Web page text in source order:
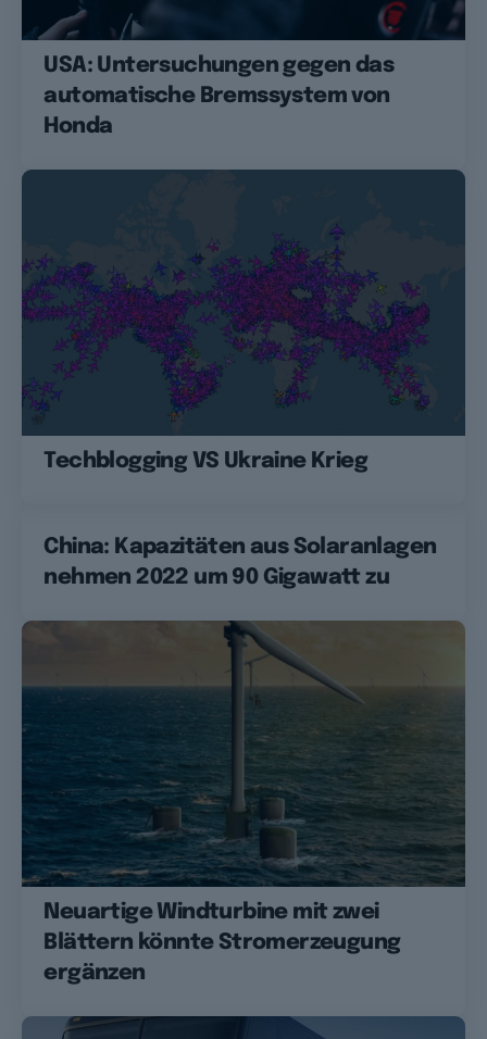
USA: Untersuchungen gegen das
automatische Bremssystem von
Honda
Techblogging VS Ukraine Krieg
China: Kapazitäten aus Solaranlagen
nehmen 2022 um 90 Gigawatt zu
Neuartige Windturbine mit zwei
Blättern könnte Stromerzeugung
ergänzen